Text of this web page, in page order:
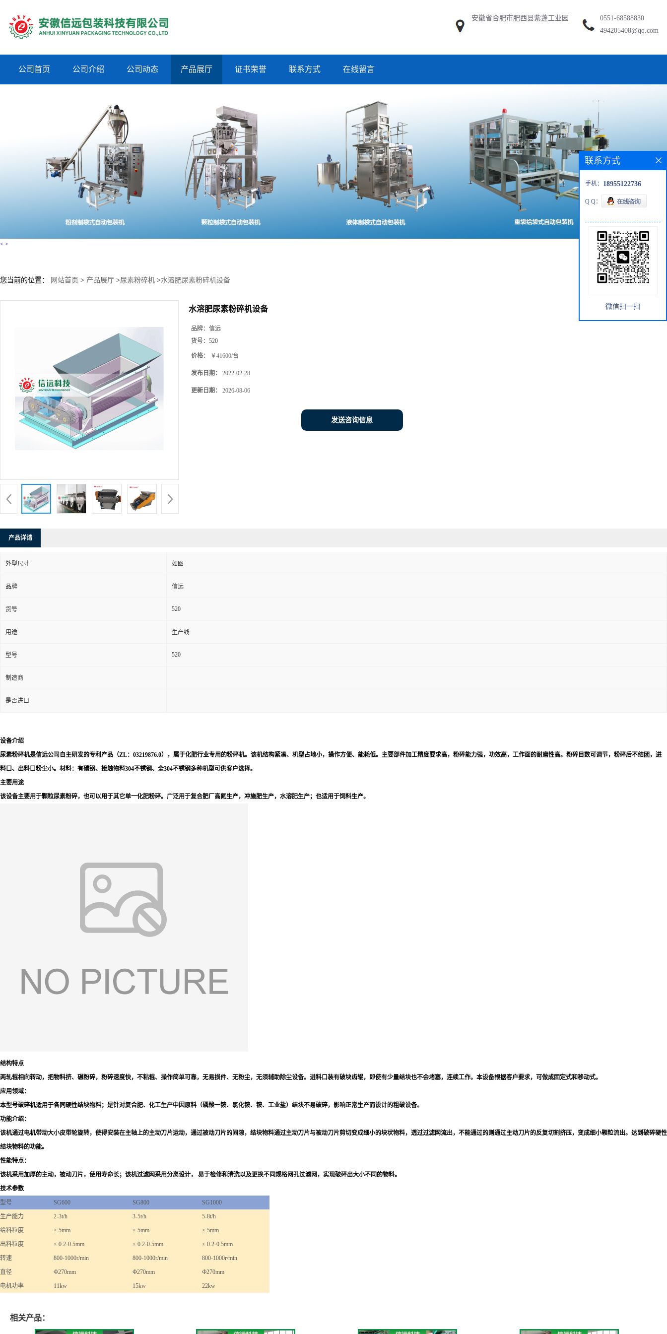
安徽省合肥市肥西县紫蓬工业园
0551-68588830
494205408@qq.com
公司首页 公司介绍 公司动态 产品展厅 证书荣誉 联系方式 在线留言
< >
您当前的位置： 网站首页 > 产品展厅 >尿素粉碎机 >水溶肥尿素粉碎机设备
水溶肥尿素粉碎机设备
品牌： 信远
货号： 520
价格： ￥41600/台
发布日期： 2022-02-28
更新日期： 2026-08-06
发送咨询信息
产品详请
外型尺寸 如图
品牌 信远
货号 520
用途 生产线
型号 520
制造商
是否进口
设备介绍
尿素粉碎机是信远公司自主研发的专利产品（ZL：03219876.0），属于化肥行业专用的粉碎机。该机结构紧凑、机型占地小，操作方便、能耗低。主要部件加工精度要求高，粉碎能力强，功效高，工作面的耐磨性高。粉碎目数可调节，粉碎后不结团，进
料口、出料口粉尘小。材料：有碳钢、接触物料304不锈钢、全304不锈钢多种机型可供客户选择。
主要用途
该设备主要用于颗粒尿素粉碎，也可以用于其它单一化肥粉碎。广泛用于复合肥厂高氮生产，冲施肥生产，水溶肥生产；也适用于饲料生产。
结构特点
两轧辊相向转动，把物料挤、碾粉碎，粉碎速度快，不粘辊、操作简单可靠，无易损件、无粉尘，无须辅助除尘设备。进料口装有破块齿辊，即使有少量结块也不会堵塞，连续工作。本设备根据客户要求，可做成固定式和移动式。
应用领域：
本型号破碎机适用于各同硬性结块物料；是针对复合肥、化工生产中因原料（磷酸一铵、氯化铵、铵、工业盐）结块不易破碎，影响正常生产而设计的粗破设备。
功能介绍：
该机通过电机带动大小皮带轮旋转，使得安装在主轴上的主动刀片运动，通过被动刀片的间隙，结块物料通过主动刀片与被动刀片剪切变成细小的块状物料，透过过滤网流出，不能通过的则通过主动刀片的反复切割挤压，变成细小颗粒流出。达到破碎硬性
结块物料的功能。
性能特点：
该机采用加厚的主动，被动刀片，使用寿命长；该机过滤网采用分离设计， 易于检修和清洗以及更换不同规格网孔过滤网，实现破碎出大小不同的物料。
技术参数
型号
SG600 SG800
SG1000
生产能力
2-3t/h 3-5t/h
5-8t/h
给料粒度
≤ 5mm ≤ 5mm
≤ 5mm
出料粒度
≤ 0.2-0.5mm ≤ 0.2-0.5mm
≤ 0.2-0.5mm
转速
800-1000r/min 800-1000r/min
800-1000r/min
直径
Ф270mm Ф270mm
Ф270mm
电机功率
11kw 15kw 22kw
相关产品：
联系方式
手机： 18955122736
Q Q：
微信扫一扫